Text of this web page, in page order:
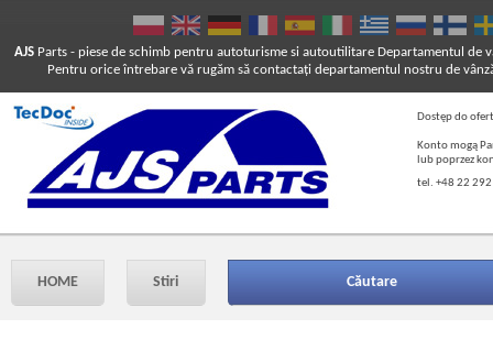
AJS Parts - piese de schimb pentru autoturisme si autoutilitare
Pentru orice întrebare vă rugăm să contactaţi departamentul nostru de
Departamentul de
Dostęp do
Konto mogą
lub poprzez
tel. +48 22
HOME Stiri Căutare